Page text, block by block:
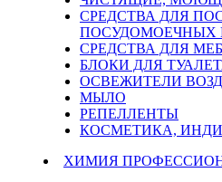
СРЕДСТВА ДЛЯ
СРЕДСТВА ДЛЯ
БЛОКИ ДЛЯ
ОСВЕЖИТЕЛИ
МЫЛО
РЕПЕЛЛЕНТЫ
КОСМЕТИКА,
ХИМИЯ